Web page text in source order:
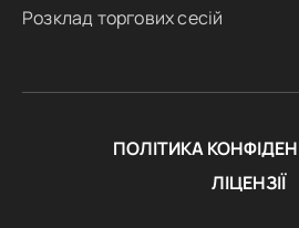
Розклад торгових сесій
ПОЛІТИКА
ЛІЦЕНЗІЇ